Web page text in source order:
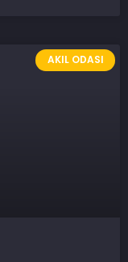
AKIL ODASI